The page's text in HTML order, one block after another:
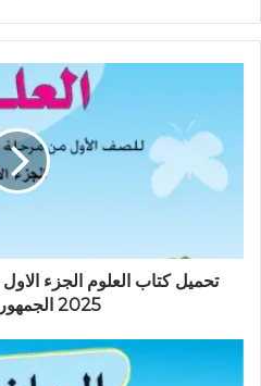
تحميل كتاب العلوم الجزء
2025 الجمهورية اليمنية